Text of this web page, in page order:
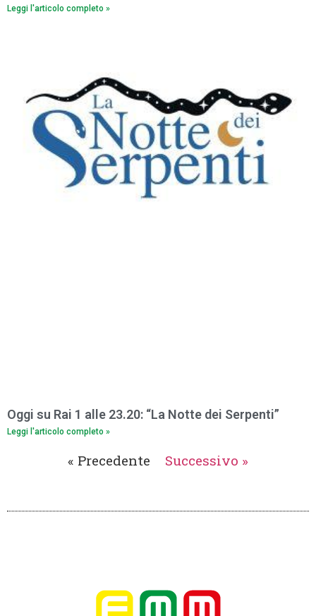
Leggi l'articolo completo »
Oggi su Rai 1 alle 23.20: “La Notte dei Serpenti”
Leggi l'articolo completo »
« Precedente Successivo »